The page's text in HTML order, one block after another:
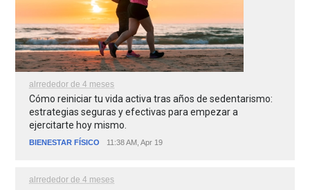
alrrededor de 4 meses
Cómo reiniciar tu vida activa tras años de sedentarismo:
estrategias seguras y efectivas para empezar a
ejercitarte hoy mismo.
BIENESTAR FÍSICO 11:38 AM, Apr 19
alrrededor de 4 meses